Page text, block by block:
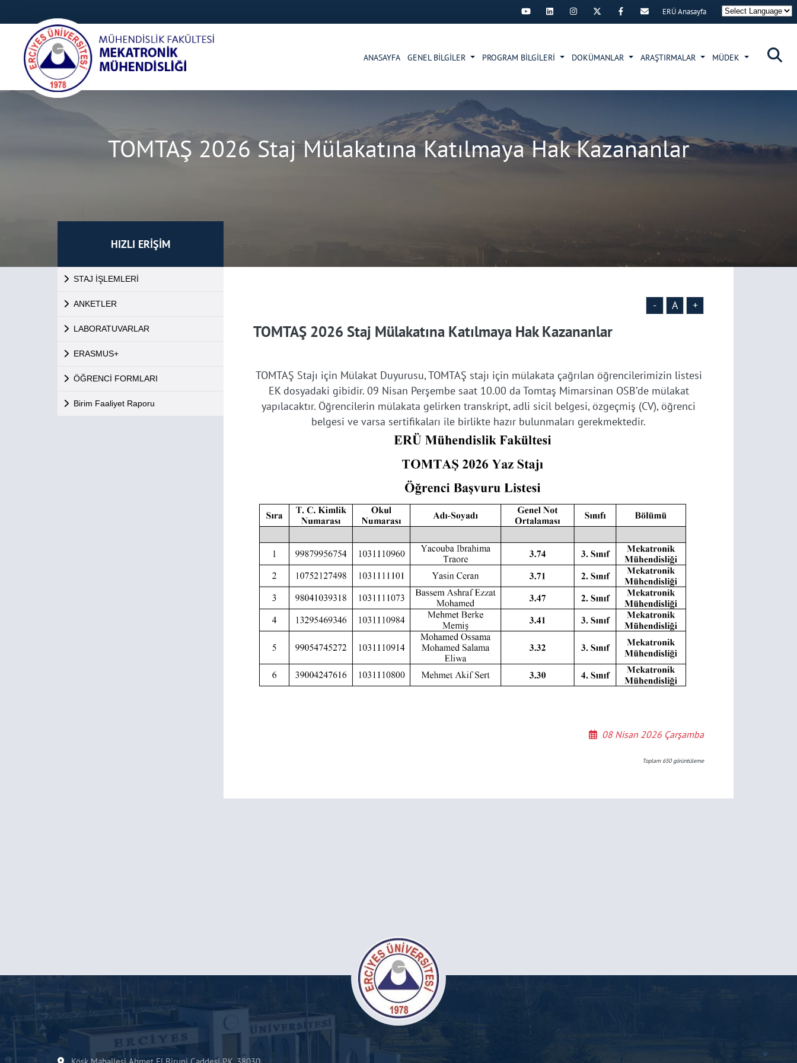
×
ERÜ Anasayfa
ANASAYFA GENEL BİLGİLER PROGRAM BİLGİLERİ DOKÜMANLAR ARAŞTIRMALAR MÜDEK
TOMTAŞ 2026 Staj Mülakatına Katılmaya Hak Kazananlar
HIZLI ERİŞİM
STAJ İŞLEMLERİ
ANKETLER
LABORATUVARLAR
ERASMUS+
ÖĞRENCİ FORMLARI
Birim Faaliyet Raporu
- A +
TOMTAŞ 2026 Staj Mülakatına Katılmaya Hak Kazananlar
TOMTAŞ Stajı için Mülakat Duyurusu, TOMTAŞ stajı için mülakata çağrılan öğrencilerimizin listesi
EK dosyadaki gibidir. 09 Nisan Perşembe saat 10.00 da Tomtaş Mimarsinan OSB’de mülakat
yapılacaktır. Öğrencilerin mülakata gelirken transkript, adli sicil belgesi, özgeçmiş (CV), öğrenci
belgesi ve varsa sertifikaları ile birlikte hazır bulunmaları gerekmektedir.
08 Nisan 2026 Çarşamba
Toplam 650görüntüleme